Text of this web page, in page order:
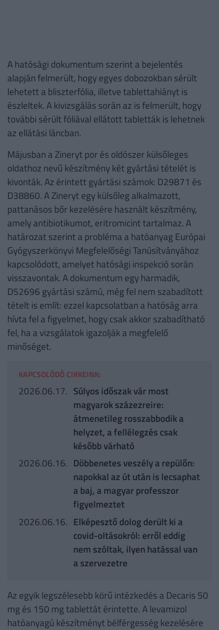
A hatósági dokumentum szerint a bejelentés
alapján felmerült, hogy egyes dobozokban sérült
lehetett a bliszterfólia, illetve tablettahiányt is
észleltek. A kivizsgálás során az is felmerült, hogy
további sérült fóliával ellátott tabletták is lehetnek
az ellátási láncban.
Májusban a Zineryt por és oldószer külsőleges
oldathoz nevű készítmény két gyártási tételét is
kivonták. Az érintett gyártási számok: D29871 és
D38860. A Zineryt egy külsőleg alkalmazott,
pattanásos bőr kezelésére használt készítmény,
amely antibiotikumot, eritromicint tartalmaz. A
határozat szerint a probléma a hatóanyag Európai
Gyógyszerkönyvi Megfelelőségi Tanúsítványához
kapcsolódott, amelyet hatósági inspekció során
visszavontak. A dokumentum egy harmadik,
D52696 gyártási számú, még fel nem szabadított
tételt is említ: ezzel kapcsolatban a hatóság arra
hívta fel a figyelmet, hogy csak akkor szabadítható
fel, ha a vizsgálatok igazolják a megfelelő
minőséget.
KAPCSOLÓDÓ CIKKEINK:
2026.06.17. Súlyos időszak vár most
magyarok százezreire:
átmenetileg rosszabbodik a
helyzet, a fellélegzés csak
később várható
2026.06.16. Döbbenetes veszély a repülőn:
napokkal az út után is lecsaphat
a baj, a magyar professzor
figyelmeztet
2026.06.16. Elképesztő dolog derült ki a
covid-oltásokról: erről eddig
nem szóltak, ilyen hatással van
a szervezetre
Az egyik legszélesebb körű intézkedés a Decaris 50
mg és 150 mg tablettát érintette. A levamizol
hatóanyagú készítményt bélférgesség kezelésére